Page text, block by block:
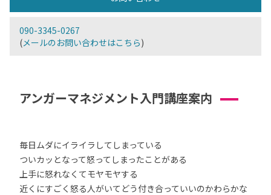
090-3345-0267
(メールのお問い合わせはこちら)
アンガーマネジメント入門講座案内
毎日ムダにイライラしてしまっている
ついカッとなって怒ってしまったことがある
上手に怒れなくてモヤモヤする
近くにすごく怒る人がいてどう付き合っていいのかわらかな